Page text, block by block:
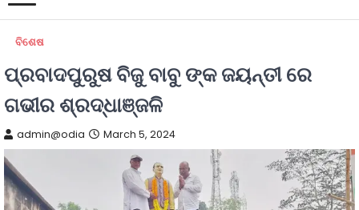
ବିଶେଷ
ପ୍ରବାଦପୁରୁଷ ବିଜୁ ବାବୁ ଙ୍କ ଜୟନ୍ତୀ ରେ
ଗଭୀର ଶ୍ରଦ୍ଧାଞ୍ଜଳି
admin@odia March 5, 2024